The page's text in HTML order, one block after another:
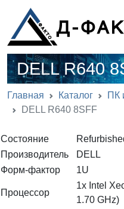
DELL R640
Главная Каталог ПК
DELL R640 8SFF
Состояние
Производитель
DELL
Форм-фактор
1U
Процессор
1x Intel
1.70 GHz)